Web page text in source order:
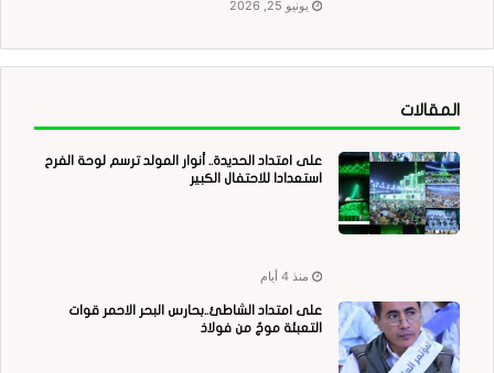
يونيو 25, 2026
المقالات
على امتداد الحديدة.. أنوار المولد ترسم لوحة الفرح
استعدادا للاحتفال الكبير
منذ 4 أيام
على امتداد الشاطئ..بحارس البحر الاحمر قوات
التعبئة موجٌ من فولاذ